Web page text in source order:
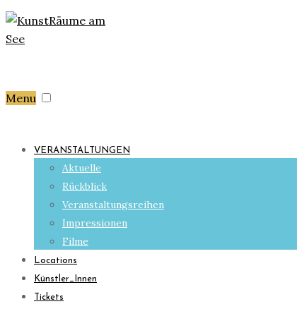
Menu
VERANSTALTUNGEN
Aktuelle
Rückblick
Veranstaltungsreihen
Impressionen
Filme
Locations
Künstler_Innen
Tickets